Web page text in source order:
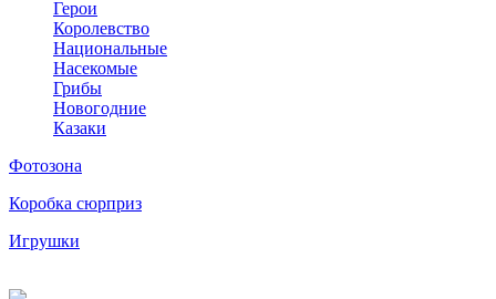
Герои
Королевство
Национальные
Насекомые
Грибы
Новогодние
Казаки
Фотозона
Коробка сюрприз
Игрушки